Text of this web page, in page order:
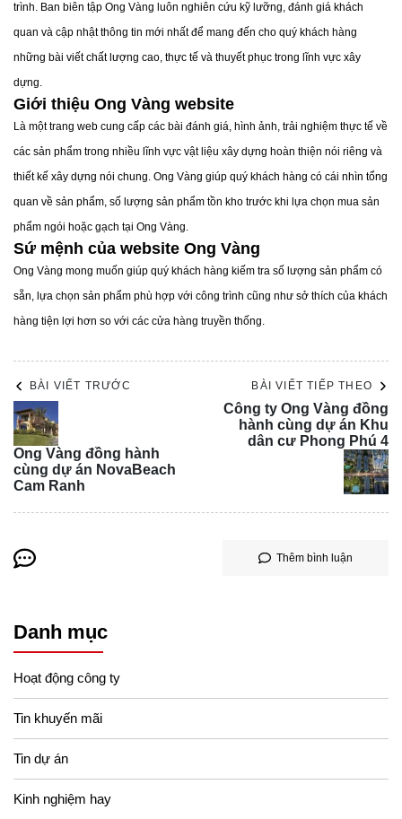
Gạch lát nền Prime 80x80 - 27121
Gạch lát nền Prime 80x80 - 27122
Những tính năng khi sử dụng gạch lát nền
trình. Ban biên tập Ong Vàng luôn nghiên cứu kỹ lưỡng, đánh giá khách
quan và cập nhật thông tin mới nhất để mang đến cho quý khách hàng
những bài viết chất lượng cao, thực tế và thuyết phục trong lĩnh vực xây
dựng.
Giới thiệu Ong Vàng website
Là một trang web cung cấp các bài đánh giá, hình ảnh, trải nghiệm thực tế về
các sản phẩm trong nhiều lĩnh vực vật liệu xây dựng hoàn thiện nói riêng và
thiết kế xây dựng nói chung. Ong Vàng giúp quý khách hàng có cái nhìn tổng
quan về sản phẩm, số lượng sản phẩm tồn kho trước khi lựa chọn mua sản
phẩm ngói hoặc gạch tại Ong Vàng.
Sứ mệnh của website Ong Vàng
Ong Vàng mong muốn giúp quý khách hàng kiếm tra số lượng sản phẩm có
sẵn, lựa chọn sản phẩm phù hợp với công trình cũng như sở thích của khách
hàng tiện lợi hơn so với các cửa hàng truyền thống.
BÀI VIẾT TRƯỚC
Ong Vàng đồng hành
cùng dự án NovaBeach
Cam Ranh
BÀI VIẾT TIẾP THEO
Công ty Ong Vàng đồng
hành cùng dự án Khu
dân cư Phong Phú 4
Thêm bình luận
Danh mục
Hoạt động công ty
Tin khuyến mãi
Tin dự án
Kinh nghiệm hay